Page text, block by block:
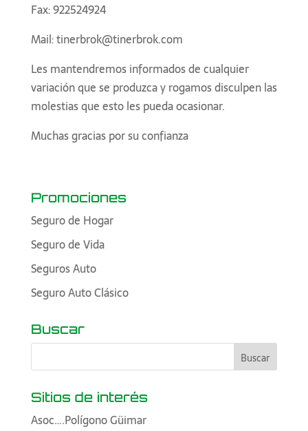
Fax: 922524924
Mail: tinerbrok@tinerbrok.com
Les mantendremos informados de cualquier
variación que se produzca y rogamos disculpen las
molestias que esto les pueda ocasionar.
Muchas gracias por su confianza
Promociones
Seguro de Hogar
Seguro de Vida
Seguros Auto
Seguro Auto Clásico
Buscar
Sitios de interés
Asoc….Polígono Güimar